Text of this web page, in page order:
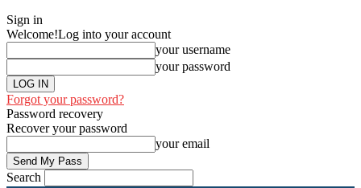
Sign in
Welcome!Log into your account
your username
your password
Forgot your password?
Password recovery
Recover your password
your email
Search